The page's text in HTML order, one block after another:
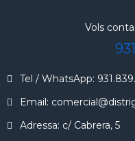
Vols
Tel / WhatsApp:
Email:
Adressa: c/ Cabrera, 5